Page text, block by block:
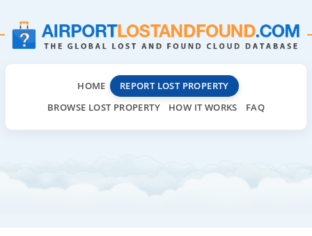
HOME
REPORT LOST PROPERTY
BROWSE LOST PROPERTY
HOW IT WORKS FAQ